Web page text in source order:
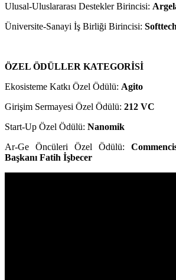
Ulusal-Uluslararası Destekler Birincisi:
Üniversite-Sanayi İş Birliği Birincisi: Softtech
ÖZEL ÖDÜLLER KATEGORİSİ
Ekosisteme Katkı Özel Ödülü: Agito
Girişim Sermayesi Özel Ödülü: 212 VC
Start-Up Özel Ödülü: Nanomik
Ar-Ge Öncüleri Özel Ödülü:
Başkanı Fatih İşbecer